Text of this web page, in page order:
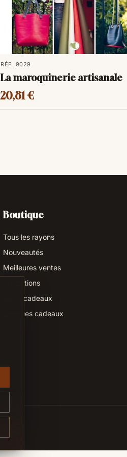
RÉF. 9029
La maroquinerie artisanale
20,81 €
Boutique
Tous les rayons
Nouveautés
Meilleures ventes
Promotions
Idées cadeaux
Chèques cadeaux